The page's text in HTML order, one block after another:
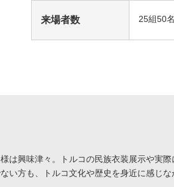
来場者数 25組50
は興味津々。トルコの民族衣装展示や実
い方も、トルコ文化や歴史を身近に感じな